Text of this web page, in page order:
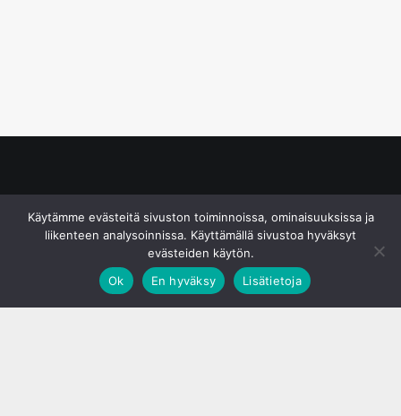
Käytämme evästeitä sivuston toiminnoissa, ominaisuuksissa ja
liikenteen analysoinnissa. Käyttämällä sivustoa hyväksyt
evästeiden käytön.
Ok
En hyväksy Lisätietoja